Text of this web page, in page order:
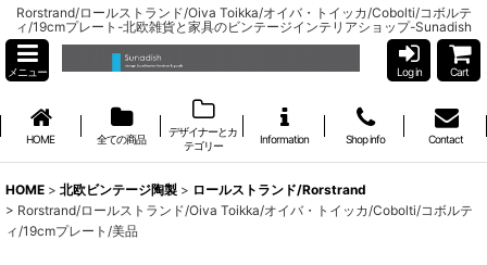
Rorstrand/ロールストランド/Oiva Toikka/オイバ・トイッカ/Cobolti/コボルテ
ィ/19cmプレート-北欧雑貨と家具のビンテージインテリアショップ-Sunadish
メニュー Log in Cart
HOME 全ての商品
デザイナーとカ
テゴリー
Information Shop info Contact
HOME > 北欧ビンテージ陶製 > ロールストランド/Rorstrand
> Rorstrand/ロールストランド/Oiva Toikka/オイバ・トイッカ/Cobolti/コボルテ
ィ/19cmプレート/美品